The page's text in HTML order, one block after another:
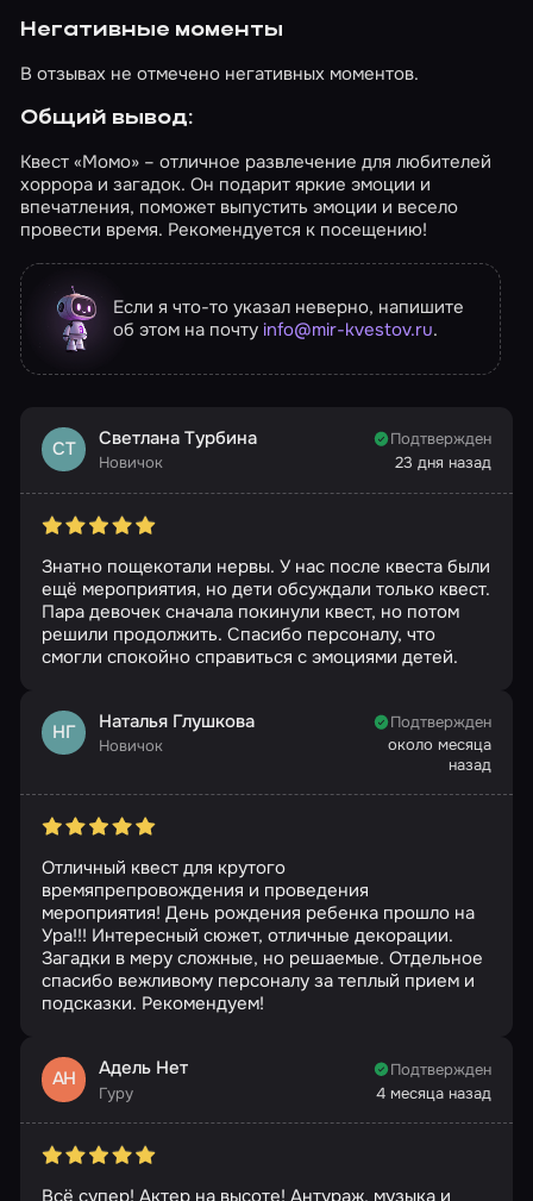
Негативные моменты
В отзывах не отмечено негативных моментов.
Общий вывод:
Квест «Момо» – отличное развлечение для любителей
хоррора и загадок. Он подарит яркие эмоции и
впечатления, поможет выпустить эмоции и весело
провести время. Рекомендуется к посещению!
Если я что-то указал неверно, напишите
об этом на почту info@mir-kvestov.ru.
СТ Светлана Турбина
Новичок
Подтвержден
23 дня назад
Знатно пощекотали нервы. У нас после квеста были
ещё мероприятия, но дети обсуждали только квест.
Пара девочек сначала покинули квест, но потом
решили продолжить. Спасибо персоналу, что
смогли спокойно справиться с эмоциями детей.
НГ Наталья Глушкова
Новичок
Подтвержден
около месяца
назад
Отличный квест для крутого
времяпрепровождения и проведения
мероприятия! День рождения ребенка прошло на
Ура!!! Интересный сюжет, отличные декорации.
Загадки в меру сложные, но решаемые. Отдельное
спасибо вежливому персоналу за теплый прием и
подсказки. Рекомендуем!
АН Адель Нет
Гуру
Подтвержден
4 месяца назад